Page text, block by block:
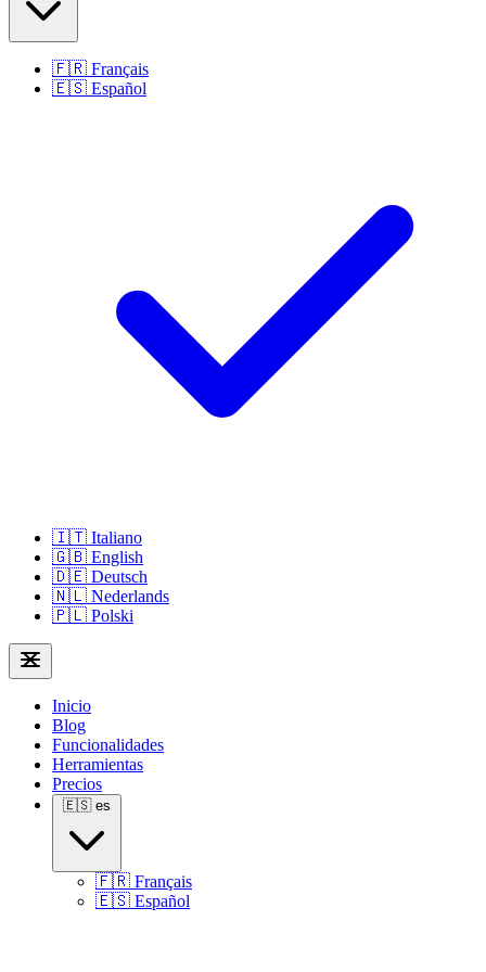
🇫🇷 Français
🇪🇸 Español
🇮🇹 Italiano
🇬🇧 English
🇩🇪 Deutsch
🇳🇱 Nederlands
🇵🇱 Polski
Inicio
Blog
Funcionalidades
Herramientas
Precios
🇪🇸 es
🇫🇷 Français
🇪🇸 Español